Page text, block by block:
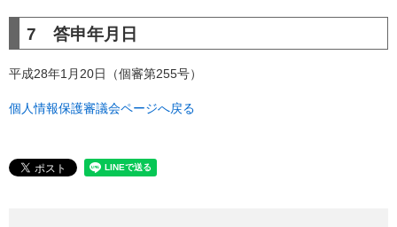
7 答申年月日
平成28年1月20日（個審第255号）
個人情報保護審議会ページへ戻る